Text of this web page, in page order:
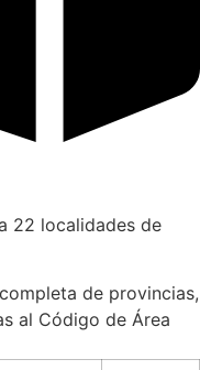
22 localidades de
de provincias,
al Código de Área